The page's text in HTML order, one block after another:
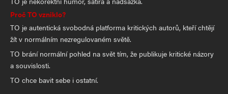
Proč TO vzniklo?
TO je autentická svobodná platforma kritických autorů, kteří chtějí
žít v normálním nezregulovaném světě.
TO brání normální pohled na svět tím, že publikuje kritické názory
a souvislosti.
TO chce bavit sebe i ostatní.